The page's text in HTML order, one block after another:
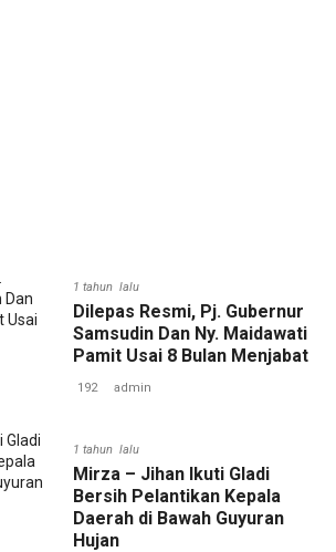
1 tahun lalu
Dilepas Resmi, Pj. Gubernur
Samsudin Dan Ny. Maidawati
Pamit Usai 8 Bulan Menjabat
192 admin
1 tahun lalu
Mirza – Jihan Ikuti Gladi
Bersih Pelantikan Kepala
Daerah di Bawah Guyuran
Hujan